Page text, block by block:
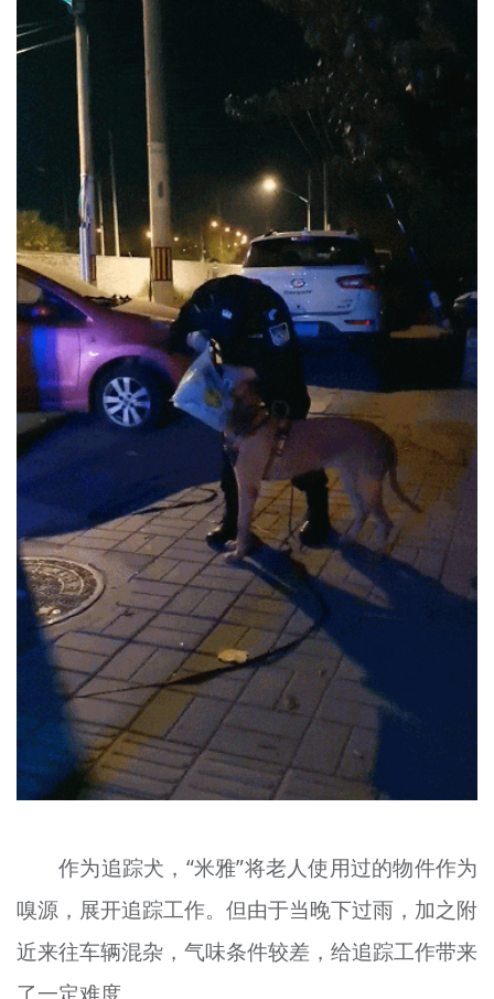
作为追踪犬，“米雅”将老人使用过的物件作为
嗅源，展开追踪工作。但由于当晚下过雨，加之附
近来往车辆混杂，气味条件较差，给追踪工作带来